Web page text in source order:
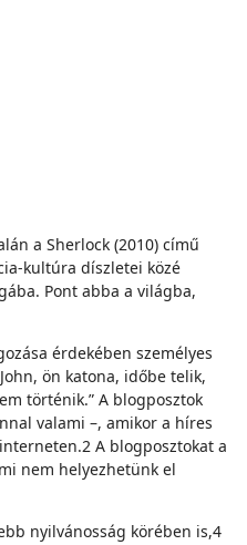
a Sherlock (2010) című
kultúra díszletei közé
Pont abba a világba,
érdekében személyes
ön katona, időbe telik,
történik.” A blogposztok
valami –, amikor a híres
A blogposztokat a
nem helyezhetünk el
nyilvánosság körében is,4